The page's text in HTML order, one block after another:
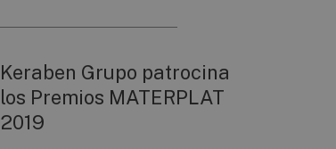
Keraben Grupo patrocina
los Premios MATERPLAT
2019